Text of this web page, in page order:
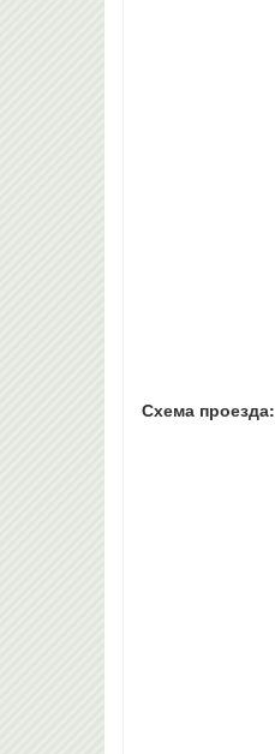
Схема проезда: